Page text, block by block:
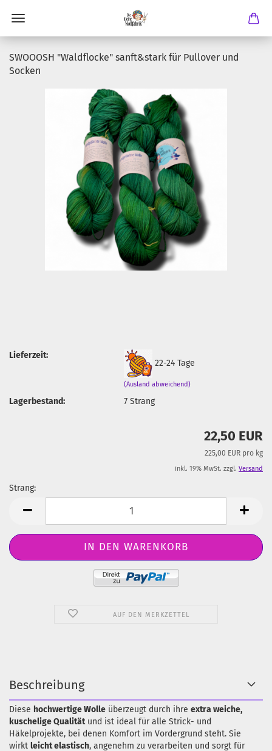
SWOOOSH "Waldflocke" sanft&stark für Pullover und
Socken
Lieferzeit:
22-24 Tage
(Ausland abweichend)
Lagerbestand: 7Strang
22,50 EUR
225,00 EUR pro kg
inkl. 19% MwSt. zzgl. Versand
Strang:
AUF DEN MERKZETTEL
Beschreibung
Diese hochwertige Wolle überzeugt durch ihre extra weiche,
kuschelige Qualitätund ist ideal für alle Strick- und
Häkelprojekte, bei denen Komfort im Vordergrund steht. Sie
wirkt leicht elastisch, angenehm zu verarbeiten und sorgt für